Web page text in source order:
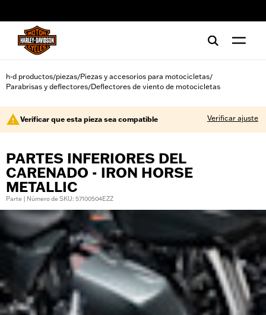
h-d productos/piezas/Piezas y accesorios para motocicletas/
Parabrisas y deflectores/Deflectores de viento de motocicletas
Verificar que esta pieza sea compatible Verificar ajuste
PARTES INFERIORES DEL
CARENADO - IRON HORSE
METALLIC
Parte | Número de SKU: 57100504EZZ